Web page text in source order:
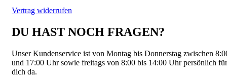
Vertrag widerrufen
DU HAST NOCH FRAGEN?
Unser Kundenservice ist von Montag bis Donnerstag zwischen
und 17:00 Uhr sowie freitags von 8:00 bis 14:00 Uhr persönlich für
dich da.